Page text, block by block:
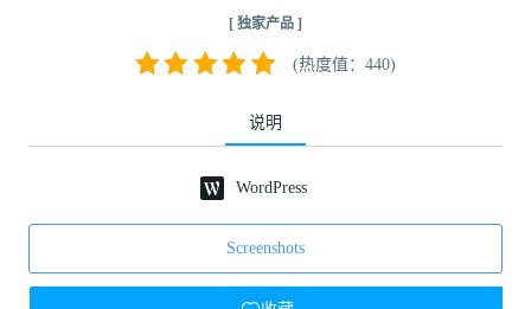
[ 独家产品 ]
说明
(热度值：440)
WordPress
Screenshots